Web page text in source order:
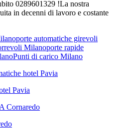
0289601329 !La nostra
in decenni di lavoro e costante
porte automatiche girevoli
Milanoporte rapide
Punti di carico Milano
Pavia